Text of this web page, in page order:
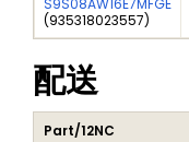
S9S08AW16E7MFGE
(935318023557)
配送
Part/12NC